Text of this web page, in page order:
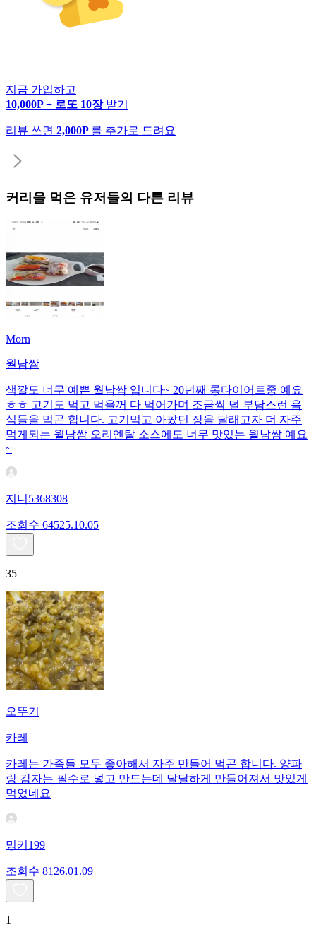
지금 가입하고
10,000P + 로또 10장 받기
리뷰 쓰면 2,000P 를 추가로 드려요
커리 을 먹은 유저들의 다른 리뷰
Morn
월남쌈
색깔도 너무 예쁜 월남쌈 입니다~ 20년째 롱다이어트중 예요
ㅎㅎ 고기도 먹고 먹을꺼 다 먹어가며 조금씩 덜 부담스런 음
식들을 먹곤 합니다. 고기먹고 아팠던 장을 달래고자 더 자주
먹게되는 월남쌈 오리엔탈 소스에도 너무 맛있는 월남쌈 예요
~
지니5368308
조회수 64525.10.05
35
오뚜기
카레
카레는 가족들 모두 좋아해서 자주 만들어 먹곤 합니다. 양파
랑 감자는 필수로 넣고 만드는데 달달하게 만들어져서 맛있게
먹었네요
밍키199
조회수 81 26.01.09
1